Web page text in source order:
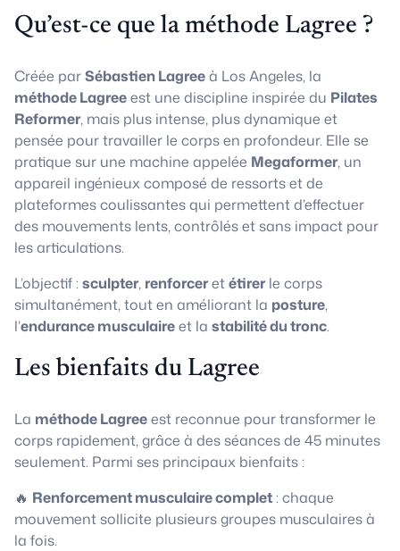
Qu’est-ce que la méthode Lagree ?
Créée parSébastien Lagreeà Los Angeles, la
méthode Lagreeest une discipline inspirée du Pilates
Reformer, mais plus intense, plus dynamique et
pensée pour travailler le corps en profondeur. Elle se
pratique sur une machine appelée Megaformer, un
appareil ingénieux composé de ressorts et de
plateformes coulissantes qui permettent d’effectuer
des mouvements lents, contrôlés et sans impact pour
les articulations.
L’objectif :sculpter, renforceretétirerle corps
simultanément, tout en améliorant la posture,
l’endurance musculaireet la stabilité du tronc.
Les bienfaits du Lagree
La méthode Lagreeest reconnue pour transformer le
corps rapidement, grâce à des séances de 45 minutes
seulement. Parmi ses principaux bienfaits :
🔥 Renforcement musculaire complet: chaque
mouvement sollicite plusieurs groupes musculaires à
la fois.